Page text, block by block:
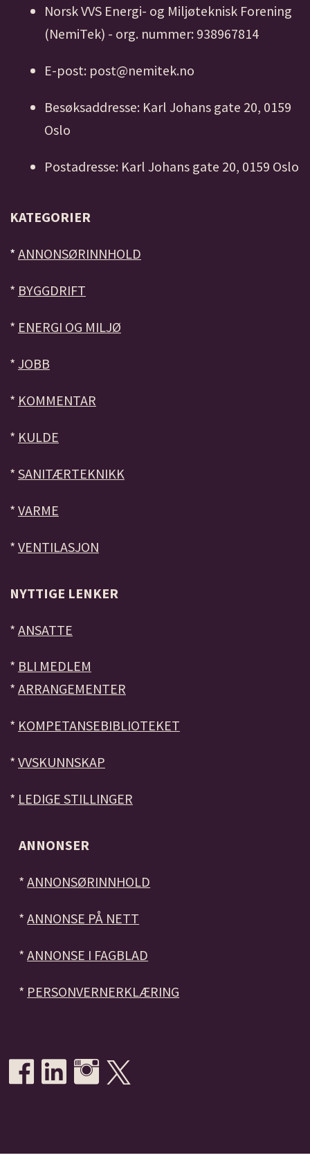
Norsk VVS Energi- og Miljøteknisk Forening
(NemiTek) - org. nummer: 938967814
E-post: post@nemitek.no
Besøksaddresse: Karl Johans gate 20, 0159
Oslo
Postadresse: Karl Johans gate 20, 0159 Oslo
KATEGORIER
* ANNONSØRINNHOLD
* BYGGDRIFT
* ENERGI OG MILJØ
* JOBB
* KOMMENTAR
* KULDE
* SANITÆRTEKNIKK
* VARME
* VENTILASJON
NYTTIGE LENKER
* ANSATTE
* BLI MEDLEM
* ARRANGEMENTER
* KOMPETANSEBIBLIOTEKET
* VVSKUNNSKAP
* LEDIGE STILLINGER
ANNONSER
*ANNONSØRINNHOLD
*ANNONSE PÅ NETT
*ANNONSE I FAGBLAD
* PERSONVERNERKLÆRING